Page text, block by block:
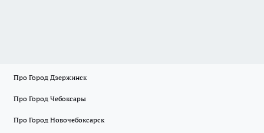
Про Город Дзержинск
Про Город Чебоксары
Про Город Новочебоксарск